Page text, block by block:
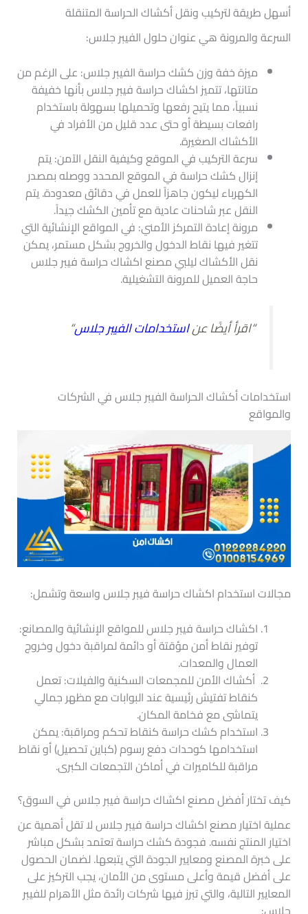
أسهل طريقة لتركيب ونقل أكشاك الحراسة المتنقلة
السرعة والمرونة هي عنوان حلول الفيبر جلاس:
ميزة خفة وزن كشك حراسة الفيبر جلاس: على الرغم من
متانتها، تتميز اكشاك حراسة فيبر جلاس بأنها خفيفة
نسبياً، مما يتيح رفعها وتحميلها بسهولة باستخدام
رافعات بسيطة أو حتى عدد قليل من الأفراد في
الأكشاك الصغيرة.
سرعة التركيب في الموقع وكيفية النقل الآمن: يتم
إنزال كشك حراسة في الموقع المحدد ووصله بمصدر
الكهرباء ليكون جاهزاً للعمل في دقائق معدودة. يتم
النقل عبر شاحنات عادية مع تأمين الكشك جيداً.
مرونة إعادة التمركز الأمني: في المواقع الإنشائية التي
تتغير فيها نقاط الدخول والخروج بشكل مستمر، يمكن
نقل الأكشاك ليلبي مصنع اكشاك حراسة فيبر جلاس
حاجة العميل للمرونة التشغيلية.
“اقرأ أيضًا عناستخدامات الفيبر جلاس“
استخدامات أكشاك الحراسة الفيبر جلاس في الشركات
والمواقع
مجالات استخدام اكشاك حراسة فيبر جلاس واسعة وتشمل:
اكشاك حراسة فيبر جلاس للمواقع الإنشائية والمصانع:
توفير نقاط أمن مؤقتة أو دائمة لمراقبة دخول وخروج
العمال والمعدات.
أكشاك الأمن للمجمعات السكنية والفيلات: تعمل
كنقاط تفتيش رئيسية عند البوابات مع مظهر جمالي
يتماشى مع فخامة المكان.
استخدام كشك حراسة كنقاط تحكم ومراقبة: يمكن
استخدامها كوحدات دفع رسوم (كباين تحصيل) أو نقاط
مراقبة للكاميرات في أماكن التجمعات الكبرى.
كيف تختار أفضل مصنع اكشاك حراسة فيبر جلاس​ في السوق؟
عملية اختيار مصنع اكشاك حراسة فيبر جلاس لا تقل أهمية عن
اختيار المنتج نفسه. فجودة كشك حراسة تعتمد بشكل مباشر
على خبرة المصنع ومعايير الجودة التي يتبعها. لضمان الحصول
على أفضل قيمة وأعلى مستوى من الأمان، يجب التركيز على
المعايير التالية، والتي تبرز فيها شركات رائدة مثل الأهرام للفيبر